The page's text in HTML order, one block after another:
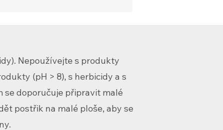
Nepoužívejte s produkty
(pH > 8), s herbicidy a s
se doporučuje připravit malé
postřik na malé ploše, aby se